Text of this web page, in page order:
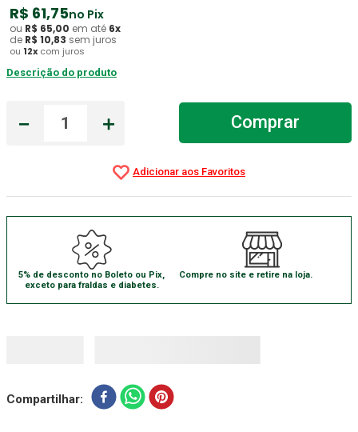
R$ 61,75no Pix
ou R$ 65,00 em até 6x
de R$ 10,83 sem juros
ou 12x com juros
Descrição do produto
＋
－ Comprar
5% de desconto no Boleto ou Pix,
exceto para fraldas e diabetes.
Compre no site e retire na loja.
Compartilhar
4º Littmann
5 Estetoscopio Littmann
6º Aparelho Pressão
Gaze Esteril
Cadeira Banho